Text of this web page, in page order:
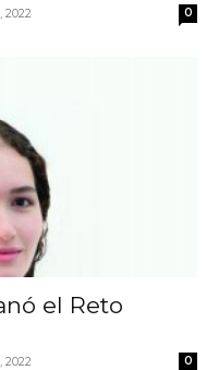
2022 0
el Reto
2022 0